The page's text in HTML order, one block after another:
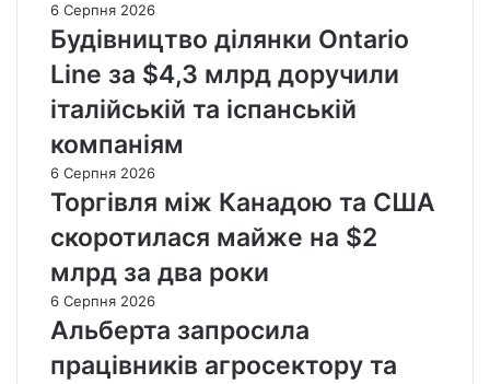
6 Серпня 2026
Будівництво ділянки Ontario
Line за $4,3 млрд доручили
італійській та іспанській
компаніям
6 Серпня 2026
Торгівля між Канадою та США
скоротилася майже на $2
млрд за два роки
6 Серпня 2026
Альберта запросила
працівників агросектору та